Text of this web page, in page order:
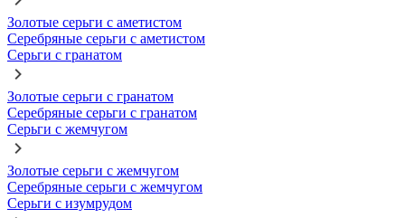
Золотые серьги с аметистом
Серебряные серьги с аметистом
Серьги с гранатом
Золотые серьги с гранатом
Серебряные серьги с гранатом
Серьги с жемчугом
Золотые серьги с жемчугом
Серебряные серьги с жемчугом
Серьги с изумрудом